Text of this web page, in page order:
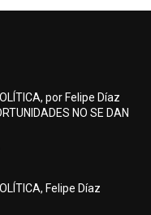
por Felipe Díaz
NO SE DAN
Felipe Díaz